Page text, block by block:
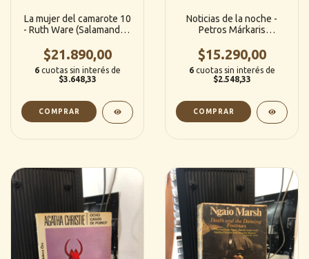
La mujer del camarote 10
- Ruth Ware (Salamandra)
$21.890,00
6 cuotas sin interés de
$3.648,33
Noticias de la noche -
Petros Márkaris
$15.290,00
6 cuotas sin interés de
$2.548,33